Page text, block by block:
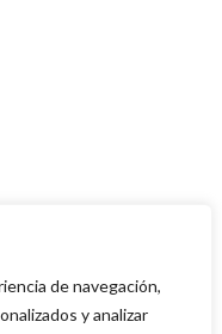
de navegación,
y analizar